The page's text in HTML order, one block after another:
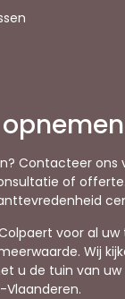
Contacteer ons
of
voor al
Wij
u de tuin van